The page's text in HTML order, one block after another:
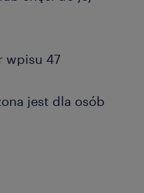
wpisu 47
jest dla osób